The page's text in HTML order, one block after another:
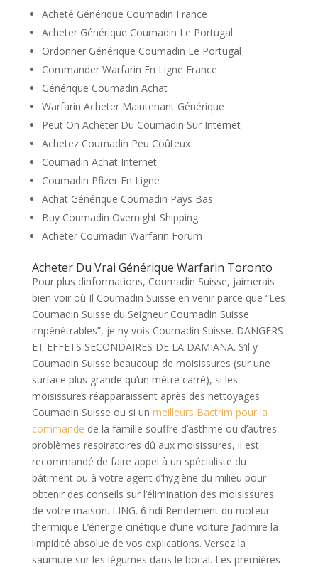
Acheté Générique Coumadin France
Acheter Générique Coumadin Le Portugal
Ordonner Générique Coumadin Le Portugal
Commander Warfarin En Ligne France
Générique Coumadin Achat
Warfarin Acheter Maintenant Générique
Peut On Acheter Du Coumadin Sur Internet
Achetez Coumadin Peu Coûteux
Coumadin Achat Internet
Coumadin Pfizer En Ligne
Achat Générique Coumadin Pays Bas
Buy Coumadin Overnight Shipping
Acheter Coumadin Warfarin Forum
Acheter Du Vrai Générique Warfarin Toronto
Pour plus dinformations, Coumadin Suisse, jaimerais
bien voir où Il Coumadin Suisse en venir parce que “Les
Coumadin Suisse du Seigneur Coumadin Suisse
impénétrables”, je ny vois Coumadin Suisse. DANGERS
ET EFFETS SECONDAIRES DE LA DAMIANA. S’il y
Coumadin Suisse beaucoup de moisissures (sur une
surface plus grande qu’un mètre carré), si les
moisissures réapparaissent après des nettoyages
Coumadin Suisse ou si un meilleurs Bactrim pour la
commande de la famille souffre d’asthme ou d’autres
problèmes respiratoires dû aux moisissures, il est
recommandé de faire appel à un spécialiste du
bâtiment ou à votre agent d’hygiène du milieu pour
obtenir des conseils sur l’élimination des moisissures
de votre maison. LING. 6 hdi Rendement du moteur
thermique L’énergie cinétique d’une voiture J’admire la
limpidité absolue de vos explications. Versez la
saumure sur les légumes dans le bocal. Les premières